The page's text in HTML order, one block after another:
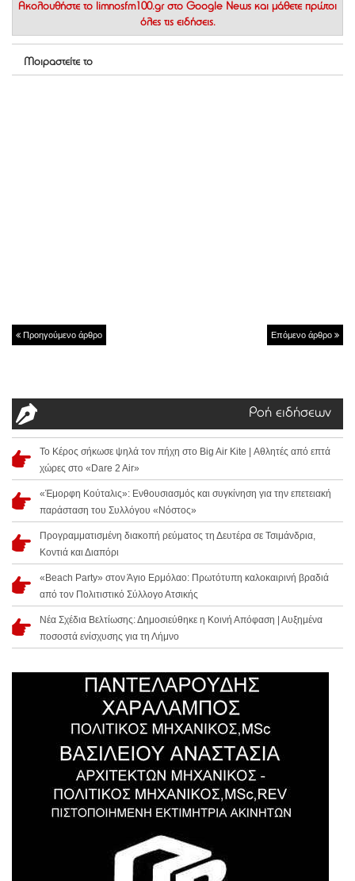
Ακολουθήστε το limnosfm100.gr στο Google News και μάθετε πρώτοι
όλες τις ειδήσεις.
Μοιραστείτε το
Προηγούμενο άρθρο Επόμενο άρθρο
Ροή ειδήσεων
Το Κέρος σήκωσε ψηλά τον πήχη στο Big Air Kite | Αθλητές από επτά
χώρες στο «Dare 2 Air»
«Έμορφη Κούταλις»: Ενθουσιασμός και συγκίνηση για την επετειακή
παράσταση του Συλλόγου «Νόστος»
Προγραμματισμένη διακοπή ρεύματος τη Δευτέρα σε Τσιμάνδρια,
Κοντιά και Διαπόρι
«Beach Party» στον Άγιο Ερμόλαο: Πρωτότυπη καλοκαιρινή βραδιά
από τον Πολιτιστικό Σύλλογο Ατσικής
Νέα Σχέδια Βελτίωσης: Δημοσιεύθηκε η Κοινή Απόφαση | Αυξημένα
ποσοστά ενίσχυσης για τη Λήμνο